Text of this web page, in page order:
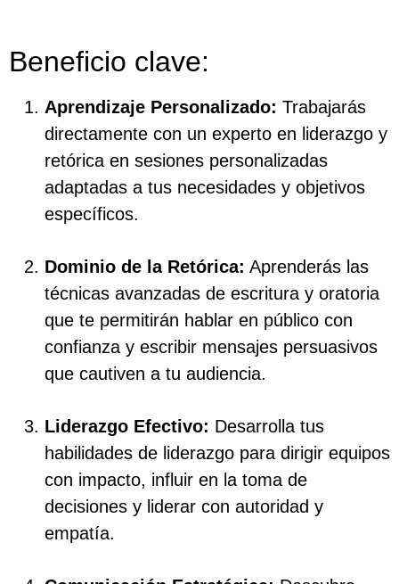
Beneficio clave:
Aprendizaje Personalizado: Trabajarás
directamente con un experto en liderazgo y
retórica en sesiones personalizadas
adaptadas a tus necesidades y objetivos
específicos.
Dominio de la Retórica: Aprenderás las
técnicas avanzadas de escritura y oratoria
que te permitirán hablar en público con
confianza y escribir mensajes persuasivos
que cautiven a tu audiencia.
Liderazgo Efectivo: Desarrolla tus
habilidades de liderazgo para dirigir equipos
con impacto, influir en la toma de
decisiones y liderar con autoridad y
empatía.